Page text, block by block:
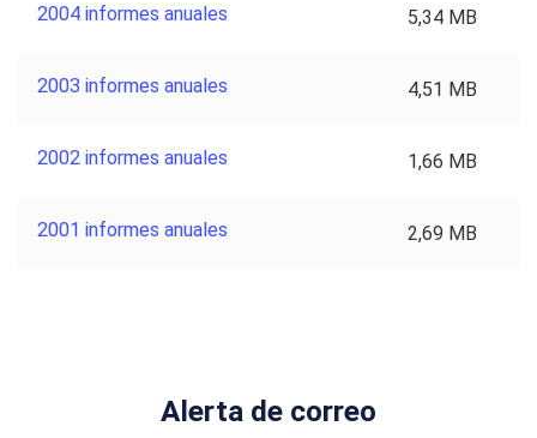
2004 informes anuales 5,34 MB
2003 informes anuales 4,51 MB
2002 informes anuales 1,66 MB
2001 informes anuales 2,69 MB
Alerta de correo